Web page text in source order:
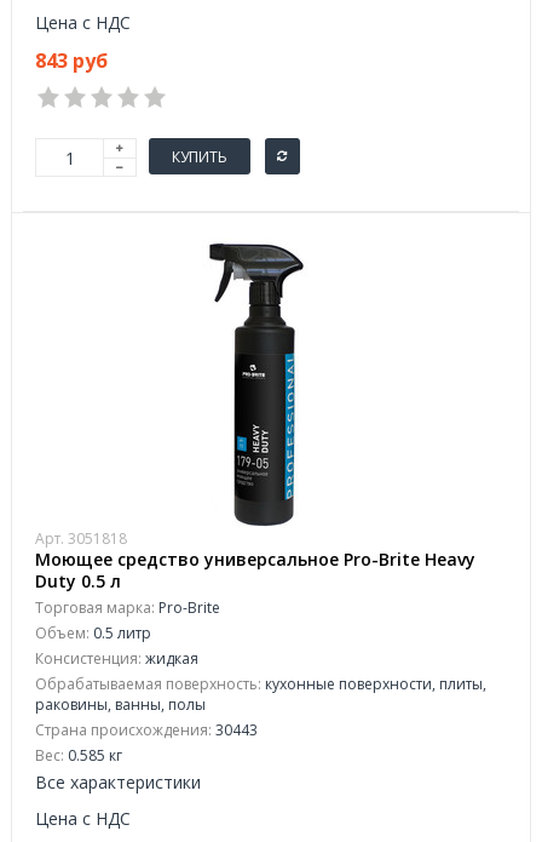
Цена с НДС
843 руб
КУПИТЬ
Арт. 3051818
Моющее средство универсальное Pro-Brite Heavy
Duty 0.5 л
Торговая марка: Pro-Brite
Объем: 0.5 литр
Консистенция: жидкая
Обрабатываемая поверхность: кухонные поверхности, плиты,
раковины, ванны, полы
Страна происхождения: 30443
Вес: 0.585 кг
Все характеристики
Цена с НДС